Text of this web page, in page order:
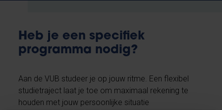
Heb je een specifiek
programma nodig?
Aan de VUB studeer je op jouw ritme. Een flexibel
studietraject laat je toe om maximaal rekening te
houden met jouw persoonlijke situatie